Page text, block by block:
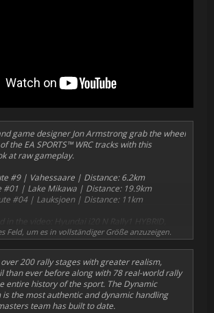
game designer Jon Armstrong grab the wheel
the EA SPORTS™ WRC tracks with this
at raw gameplay.
#9 | Vahessaare | Distance: 6.2km
#01 | Lake Mikawa | Distance: 19.9km
#04 | Lauksjoen | Distance: 11km
in the video: Hyundai i20 N Rally1 HYBRID,
and Ford Fiesta Rally3.
Feld, um es in vollständiger Größe anzuzeigen.
over 200 rally stages with greater realism,
than ever before along with 78 real-world rally
entire history of the sport. The Dynamic
is the most authentic and dynamic handling
team has built to date.